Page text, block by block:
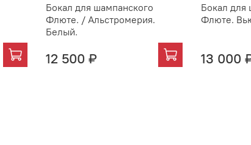
Бокал для шампанского
Флюте. / Альстромерия.
Белый.
12 500 ₽
Бокал для
Флюте.
13 000